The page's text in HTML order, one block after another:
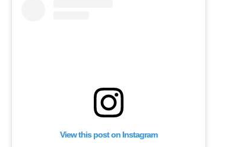
View this post on Instagram